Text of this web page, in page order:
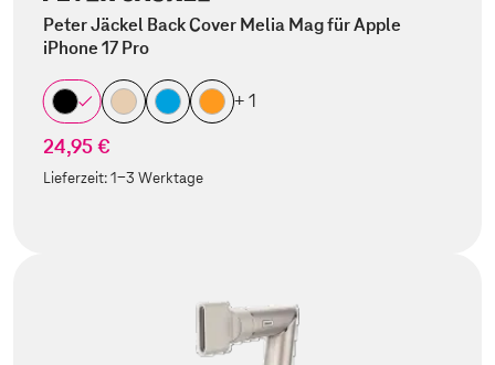
Peter Jäckel Back Cover Melia Mag für Apple
iPhone 17 Pro
+ 1
24,95 €
Lieferzeit:1-3 Werktage